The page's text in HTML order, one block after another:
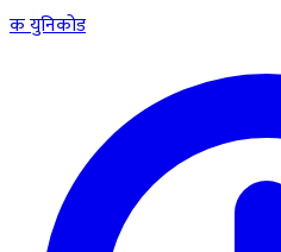
कयुनिकोड